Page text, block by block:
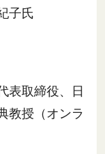
子氏
表取締役、日
教授（オンラ